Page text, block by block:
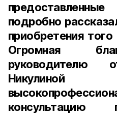
подробно
приобретения
Огромная
руководителю
консультацию